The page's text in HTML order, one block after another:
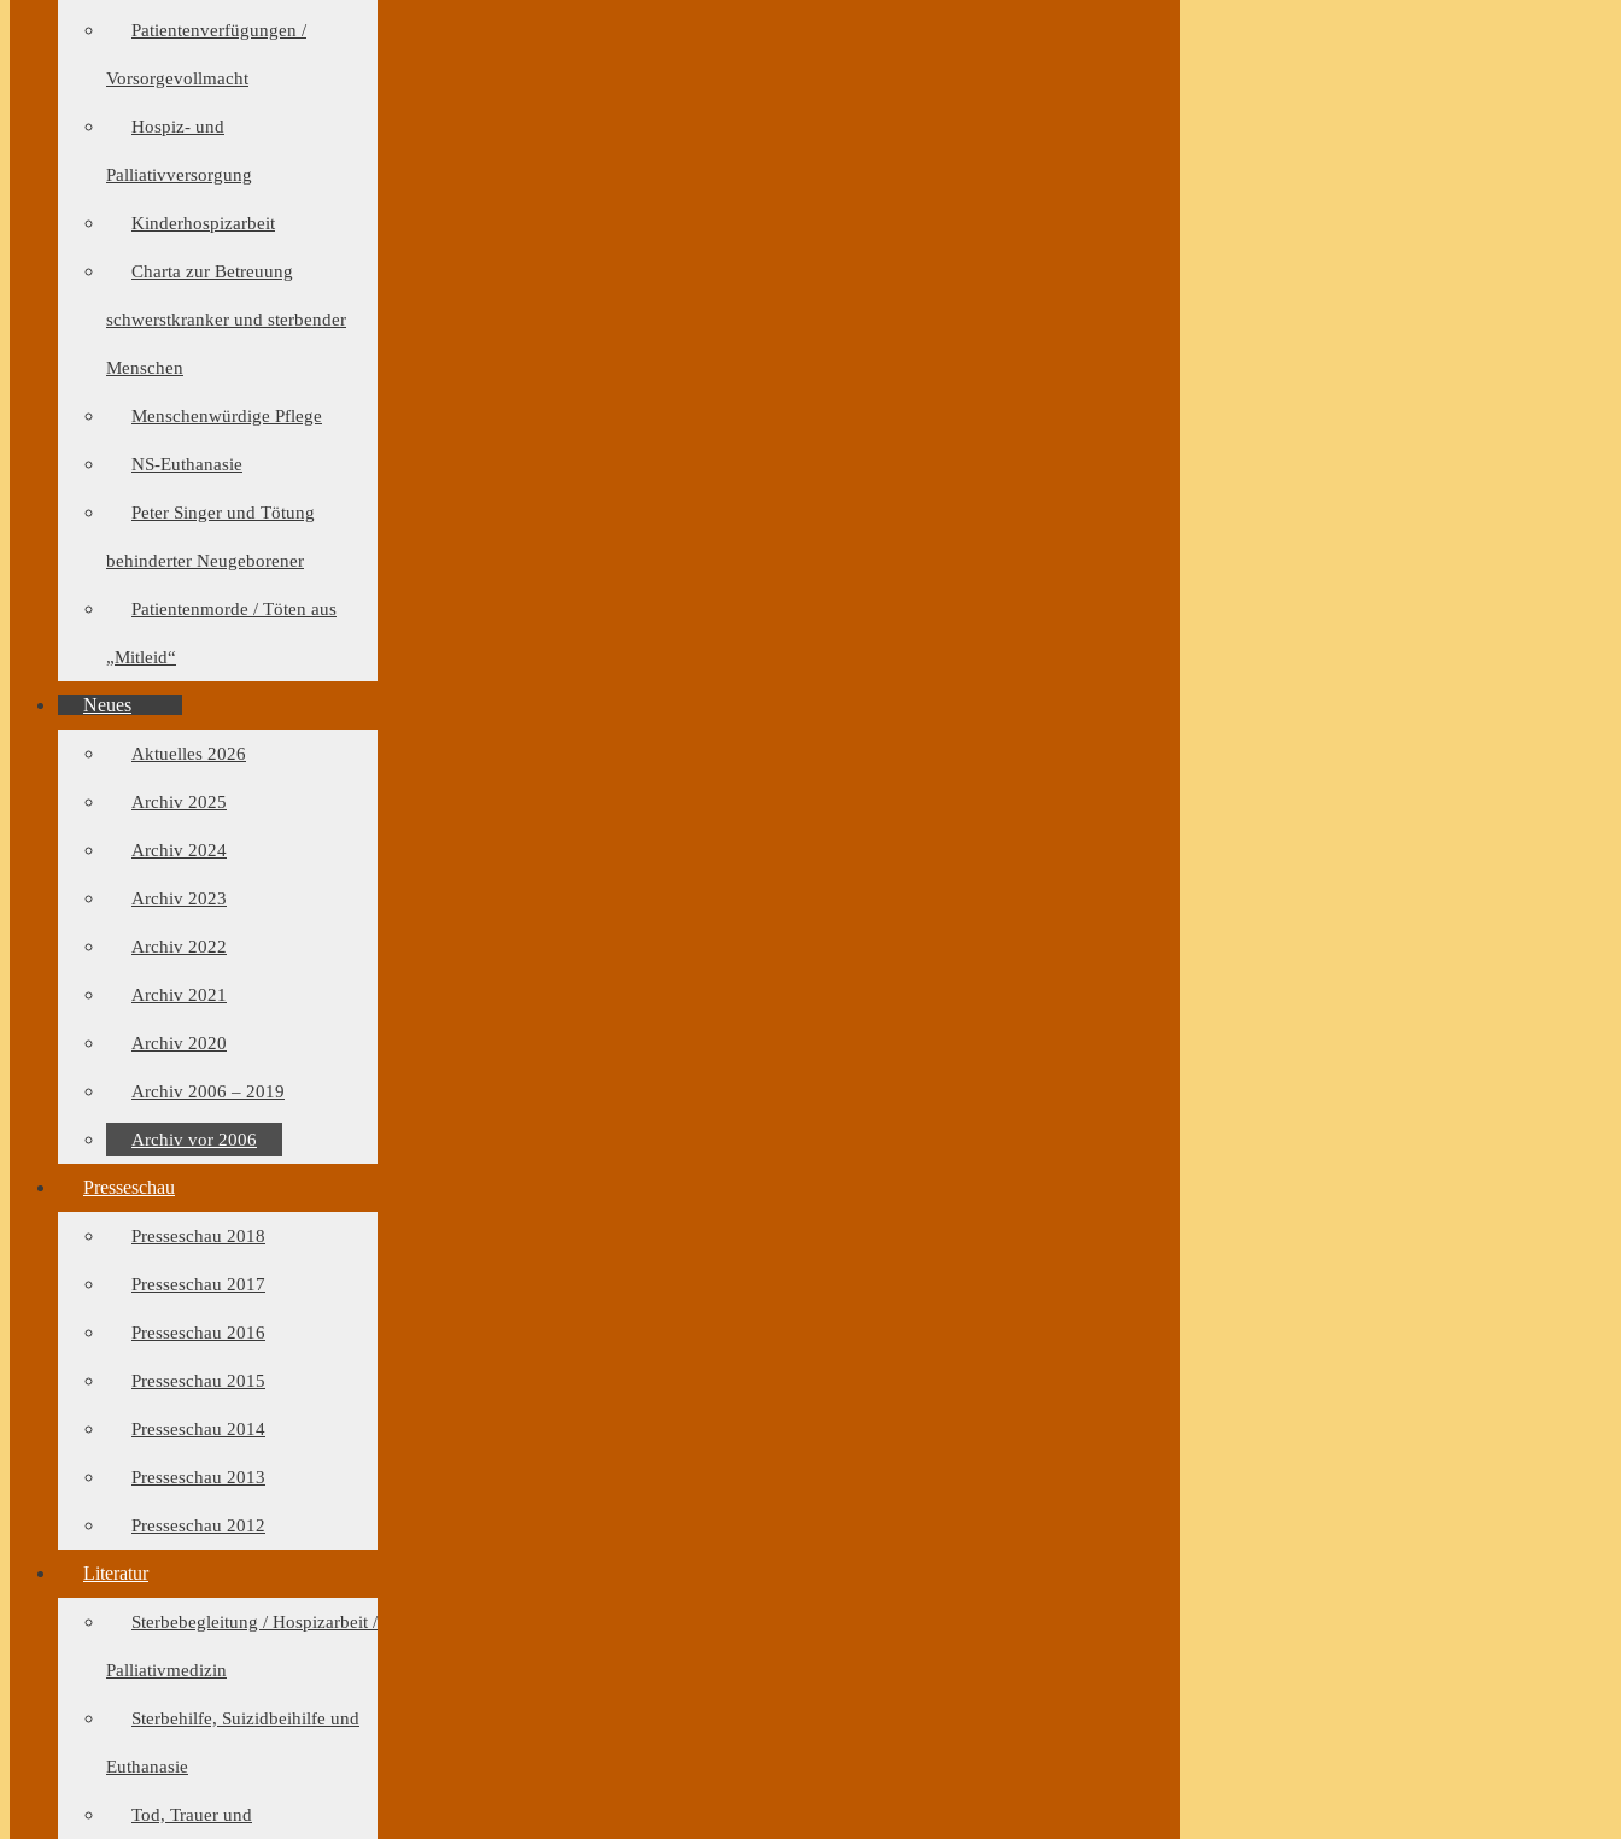
Patientenverfügungen /
Vorsorgevollmacht
Hospiz- und
Palliativversorgung
Kinderhospizarbeit
Charta zur Betreuung
schwerstkranker und sterbender
Menschen
Menschenwürdige Pflege
NS-Euthanasie
Peter Singer und Tötung
behinderter Neugeborener
Patientenmorde / Töten aus
„Mitleid“
Neues
Aktuelles 2026
Archiv 2025
Archiv 2024
Archiv 2023
Archiv 2022
Archiv 2021
Archiv 2020
Archiv 2006 – 2019
Archiv vor 2006
Presseschau
Presseschau 2018
Presseschau 2017
Presseschau 2016
Presseschau 2015
Presseschau 2014
Presseschau 2013
Presseschau 2012
Literatur
Sterbebegleitung / Hospizarbeit /
Palliativmedizin
Sterbehilfe, Suizidbeihilfe und
Euthanasie
Tod, Trauer und